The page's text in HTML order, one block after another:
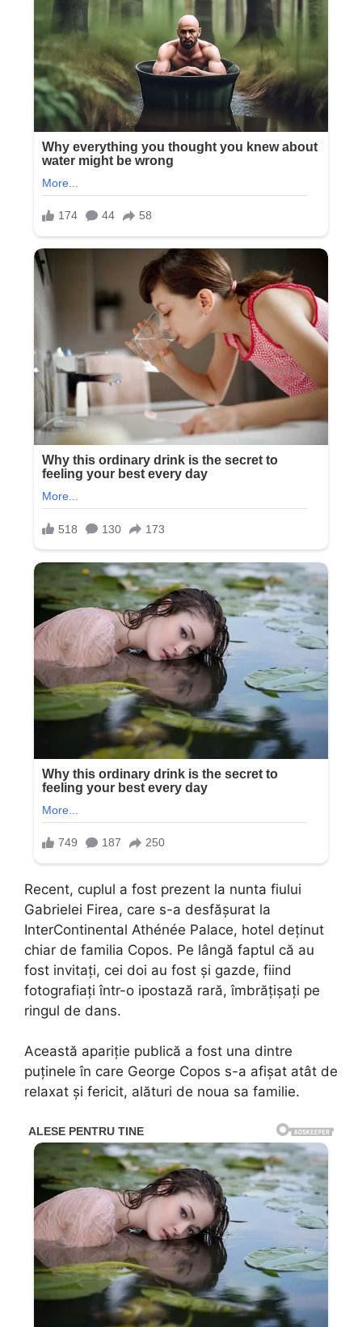
Recent, cuplul a fost prezent la nunta fiului
Gabrielei Firea, care s-a desfășurat la
InterContinental Athénée Palace, hotel deținut
chiar de familia Copos. Pe lângă faptul că au
fost invitați, cei doi au fost și gazde, fiind
fotografiați într-o ipostază rară, îmbrățișați pe
ringul de dans.
Această apariție publică a fost una dintre
puținele în care George Copos s-a afișat atât de
relaxat și fericit, alături de noua sa familie.